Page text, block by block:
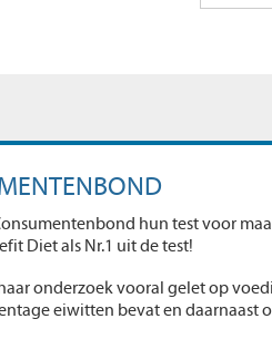
hun test voor
Diet als Nr.1 uit de test!
onderzoek vooral gelet op
eiwitten bevat en